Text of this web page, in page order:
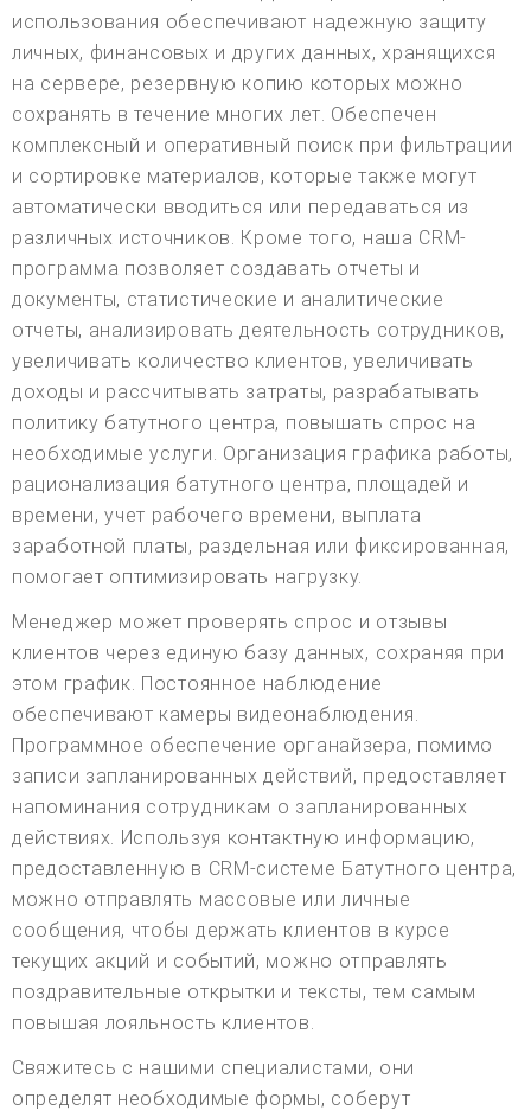
использования обеспечивают надежную защиту
личных, финансовых и других данных, хранящихся
на сервере, резервную копию которых можно
сохранять в течение многих лет. Обеспечен
комплексный и оперативный поиск при фильтрации
и сортировке материалов, которые также могут
автоматически вводиться или передаваться из
различных источников. Кроме того, наша CRM-
программа позволяет создавать отчеты и
документы, статистические и аналитические
отчеты, анализировать деятельность сотрудников,
увеличивать количество клиентов, увеличивать
доходы и рассчитывать затраты, разрабатывать
политику батутного центра, повышать спрос на
необходимые услуги. Организация графика работы,
рационализация батутного центра, площадей и
времени, учет рабочего времени, выплата
заработной платы, раздельная или фиксированная,
помогает оптимизировать нагрузку.
Менеджер может проверять спрос и отзывы
клиентов через единую базу данных, сохраняя при
этом график. Постоянное наблюдение
обеспечивают камеры видеонаблюдения.
Программное обеспечение органайзера, помимо
записи запланированных действий, предоставляет
напоминания сотрудникам о запланированных
действиях. Используя контактную информацию,
предоставленную в CRM-системе Батутного центра,
можно отправлять массовые или личные
сообщения, чтобы держать клиентов в курсе
текущих акций и событий, можно отправлять
поздравительные открытки и тексты, тем самым
повышая лояльность клиентов.
Свяжитесь с нашими специалистами, они
определят необходимые формы, соберут